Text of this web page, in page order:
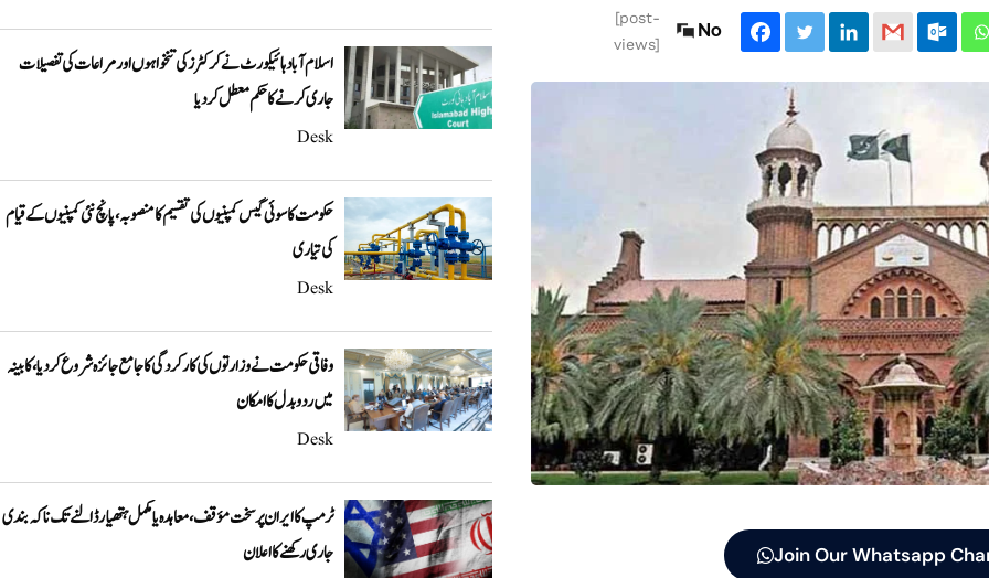
اسلام آباد ہائیکورٹ نے کرکٹرز کی تنخواہوں اور مراعات کی تفصیلات
جاری کرنے کا حکم معطل کر دیا
Desk
حکومت کا سوئی گیس کمپنیوں کی تقسیم کا منصوبہ، پانچ نئی کمپنیوں کے قیام
کی تیاری
Desk
وفاقی حکومت نے وزارتوں کی کارکردگی کا جامع جائزہ شروع کر دیا، کابینہ
میں ردوبدل کا امکان
Desk
ٹرمپ کا ایران پر سخت مؤقف، معاہدہ یا مکمل ہتھیار ڈالنے تک ناکہ بندی
جاری رکھنے کا اعلان
[post-
views]
No
Join Our Whatsapp